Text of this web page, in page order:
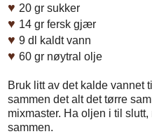
♥ 20 gr sukker
♥ 14 gr fersk gjær
♥ 9 dl kaldt vann
♥ 60 gr nøytral olje
Bruk litt av det kalde
sammen det alt det tørre
mixmaster. Ha oljen i til
sammen.